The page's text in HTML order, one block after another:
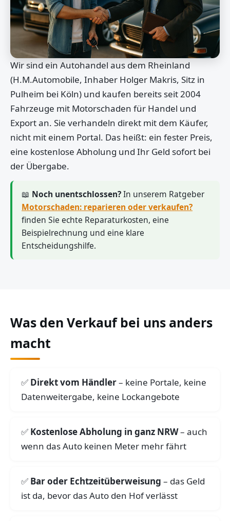
Wir sind ein Autohandel aus dem Rheinland
(H.M.Automobile, Inhaber Holger Makris, Sitz in
Pulheim bei Köln) und kaufen bereits seit 2004
Fahrzeuge mit Motorschaden für Handel und
Export an. Sie verhandeln direkt mit dem Käufer,
nicht mit einem Portal. Das heißt: ein fester Preis,
eine kostenlose Abholung und Ihr Geld sofort bei
der Übergabe.
📖 Noch unentschlossen?In unserem Ratgeber
Motorschaden: reparieren oder verkaufen?
finden Sie echte Reparaturkosten, eine
Beispielrechnung und eine klare
Entscheidungshilfe.
Was den Verkauf bei uns anders
macht
Direkt vom Händler– keine Portale, keine
Datenweitergabe, keine Lockangebote
Kostenlose Abholung in ganz NRW– auch
wenn das Auto keinen Meter mehr fährt
Bar oder Echtzeitüberweisung – das Geld
ist da, bevor das Auto den Hof verlässt